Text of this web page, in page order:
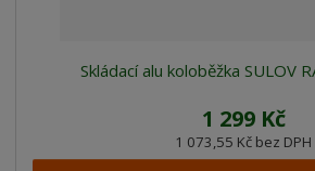
Skládací alu koloběžka SULOV
1 299 Kč
1 073,55 Kč bez DPH